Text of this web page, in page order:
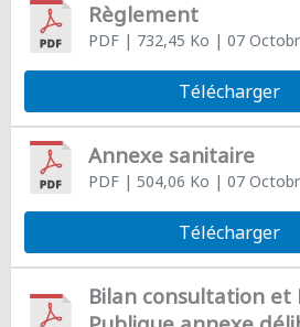
Règlement
PDF| 732,45 Ko | 07
Télécharger
Annexe sanitaire
PDF| 504,06 Ko | 07
Télécharger
Bilan consultation et